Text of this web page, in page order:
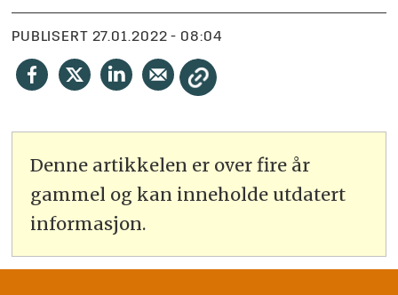
PUBLISERT 27.01.2022 - 08:04
Denne artikkelen er over fire år
gammel og kan inneholde utdatert
informasjon.